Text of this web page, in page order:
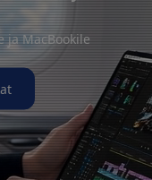
ja MacBookile